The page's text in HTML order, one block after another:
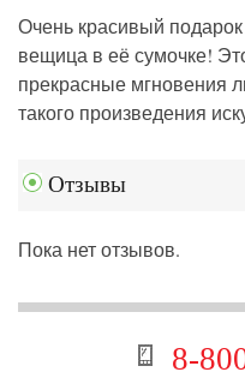
Очень красивый
вещица в её сумочке!
прекрасные мгновения
такого произведения
Отзывы
Пока нет отзывов.
8-